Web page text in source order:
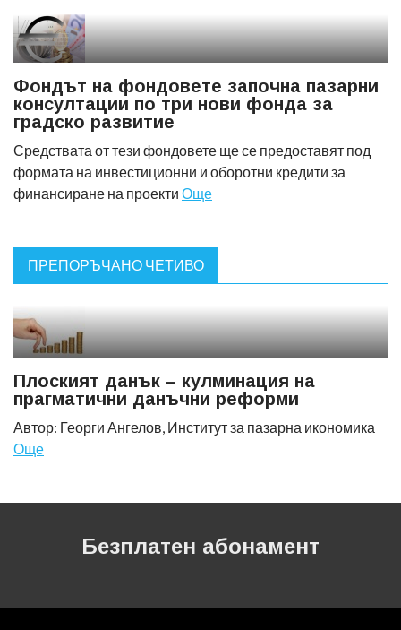
Фондът на фондовете започна пазарни
консултации по три нови фонда за
градско развитие
Средствата от тези фондовете ще се предоставят под
формата на инвестиционни и оборотни кредити за
финансиране на проекти Още
ПРЕПОРЪЧАНО ЧЕТИВО
Плоският данък – кулминация на
прагматични данъчни реформи
Автор: Георги Ангелов, Институт за пазарна икономика
Още
Безплатен абонамент